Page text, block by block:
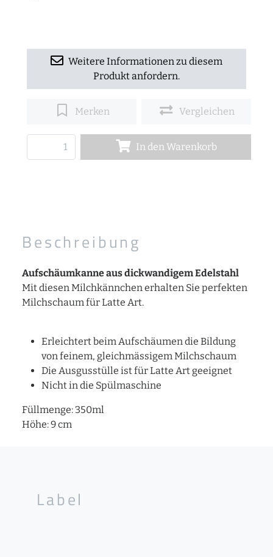
Weitere Informationen zu diesem
Produkt anfordern.
Merken Vergleichen
In den Warenkorb
Beschreibung
Aufschäumkanne aus dickwandigem Edelstahl
Mit diesen Milchkännchen erhalten Sie perfekten
Milchschaum für Latte Art.
Erleichtert beim Aufschäumen die Bildung
von feinem, gleichmässigem Milchschaum
Die Ausgusstülle ist für Latte Art geeignet
Nicht in die Spülmaschine
Füllmenge: 350ml
Höhe: 9 cm
Label